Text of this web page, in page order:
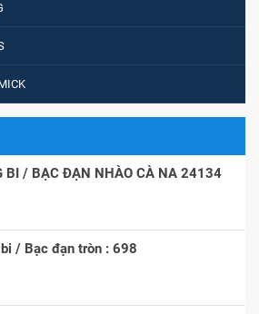
BI / BẠC ĐẠN NHÀO CÀ NA 24134
/ Bạc đạn tròn : 698